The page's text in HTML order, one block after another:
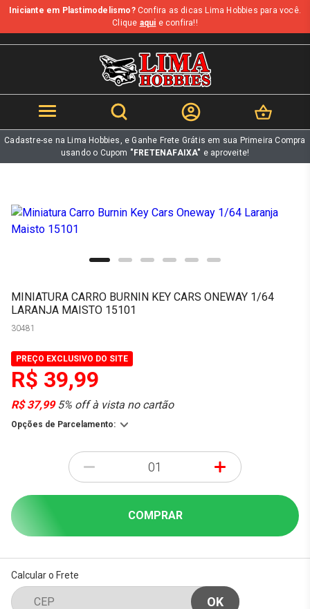
b
Iniciante em Plastimodelismo?Confira as dicas Lima Hobbies para você.
Clique aqui e confira!!
Cadastre-se na Lima Hobbies, e Ganhe Frete Grátis em sua Primeira Compra
usando o Cupom "FRETENAFAIXA" e aproveite!
MINIATURA CARRO BURNIN KEY CARS ONEWAY 1/64
LARANJA MAISTO 15101
30481
PREÇO EXCLUSIVO DO SITE
R$ 39,99
R$ 37,995% off à vista no cartão
Opções de Parcelamento:
- +
COMPRAR
Calcular o Frete